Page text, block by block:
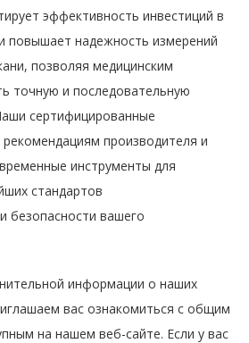
эффективность инвестиций в
повышает надежность измерений
позволяя медицинским
точную и последовательную
сертифицированные
производителя и
инструменты для
стандартов
безопасности вашего
информации о наших
вас ознакомиться с общим
на нашем веб-сайте. Если у вас